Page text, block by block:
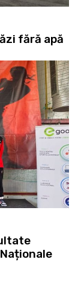
fără apă